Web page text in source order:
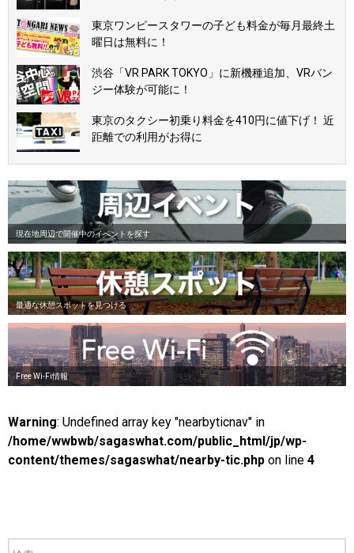
東京ワンピースタワーの子ども料金が毎月最終土
曜日は無料に！
渋谷「VR PARK TOKYO」に新機種追加、VRバン
ジー体験が可能に！
東京のタクシー初乗り料金を410円に値下げ！ 近
距離での利用がお得に
現在地周辺で開催中のイベントを探す
最適な休憩スポットを見つける
Free Wi-Fi情報
Warning: Undefined array key "nearbyticnav" in
/home/wwbwb/sagaswhat.com/public_html/jp/wp-
content/themes/sagaswhat/nearby-tic.php on line 4